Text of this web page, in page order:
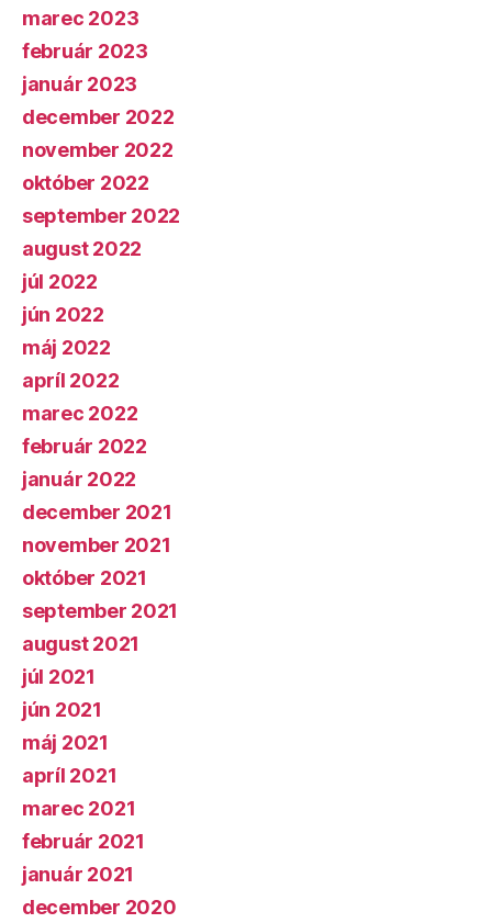
marec 2023
február 2023
január 2023
december 2022
november 2022
október 2022
september 2022
august 2022
júl 2022
jún 2022
máj 2022
apríl 2022
marec 2022
február 2022
január 2022
december 2021
november 2021
október 2021
september 2021
august 2021
júl 2021
jún 2021
máj 2021
apríl 2021
marec 2021
február 2021
január 2021
december 2020